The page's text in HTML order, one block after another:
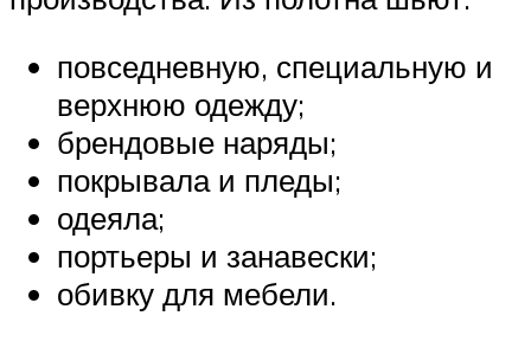
повседневную, специальную и
верхнюю одежду;
брендовые наряды;
покрывала и пледы;
одеяла;
портьеры и занавески;
обивку для мебели.